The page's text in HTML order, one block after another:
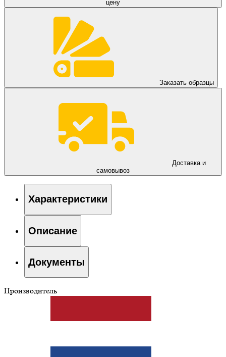
цену
Заказать образцы
Доставка и
самовывоз
Характеристики
Описание
Документы
Производитель